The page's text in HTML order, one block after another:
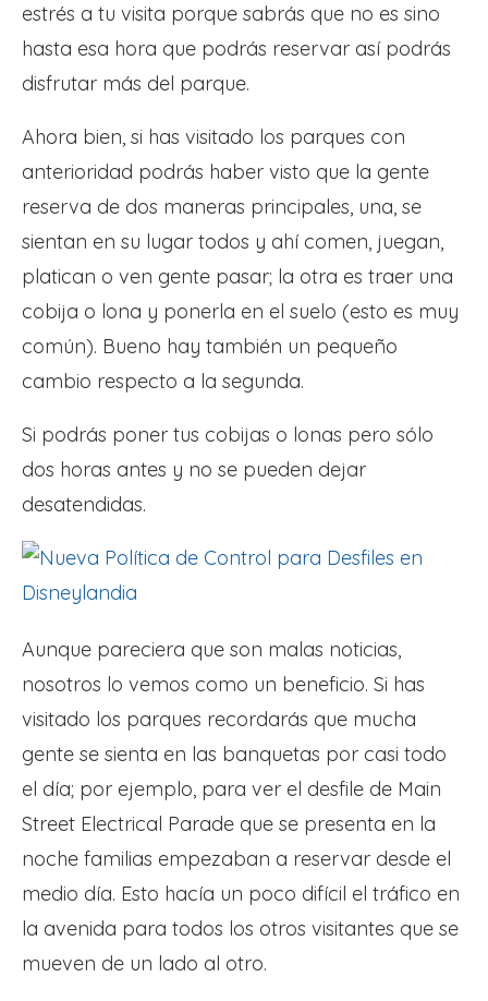
estrés a tu visita porque sabrás que no es sino
hasta esa hora que podrás reservar así podrás
disfrutar más del parque.
Ahora bien, si has visitado los parques con
anterioridad podrás haber visto que la gente
reserva de dos maneras principales, una, se
sientan en su lugar todos y ahí comen, juegan,
platican o ven gente pasar; la otra es traer una
cobija o lona y ponerla en el suelo (esto es muy
común). Bueno hay también un pequeño
cambio respecto a la segunda.
Si podrás poner tus cobijas o lonas pero sólo
dos horas antes y no se pueden dejar
desatendidas.
Aunque pareciera que son malas noticias,
nosotros lo vemos como un beneficio. Si has
visitado los parques recordarás que mucha
gente se sienta en las banquetas por casi todo
el día; por ejemplo, para ver el desfile de Main
Street Electrical Parade que se presenta en la
noche familias empezaban a reservar desde el
medio día. Esto hacía un poco difícil el tráfico en
la avenida para todos los otros visitantes que se
mueven de un lado al otro.